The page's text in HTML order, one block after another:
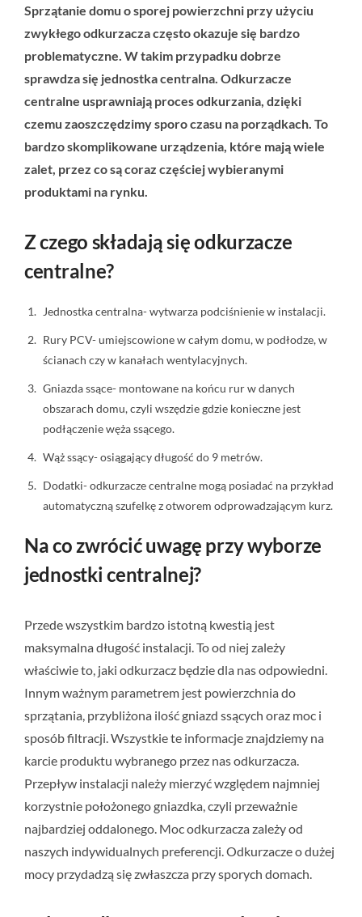
Sprzątanie domu o sporej powierzchni przy użyciu
zwykłego odkurzacza często okazuje się bardzo
problematyczne. W takim przypadku dobrze
sprawdza się jednostka centralna. Odkurzacze
centralne usprawniają proces odkurzania, dzięki
czemu zaoszczędzimy sporo czasu na porządkach. To
bardzo skomplikowane urządzenia, które mają wiele
zalet, przez co są coraz częściej wybieranymi
produktami na rynku.
Z czego składają się odkurzacze
centralne?
Jednostka centralna- wytwarza podciśnienie w instalacji.
Rury PCV- umiejscowione w całym domu, w podłodze, w
ścianach czy w kanałach wentylacyjnych.
Gniazda ssące- montowane na końcu rur w danych
obszarach domu, czyli wszędzie gdzie konieczne jest
podłączenie węża ssącego.
Wąż ssący- osiągający długość do 9 metrów.
Dodatki- odkurzacze centralne mogą posiadać na przykład
automatyczną szufelkę z otworem odprowadzającym kurz.
Na co zwrócić uwagę przy wyborze
jednostki centralnej?
Przede wszystkim bardzo istotną kwestią jest
maksymalna długość instalacji. To od niej zależy
właściwie to, jaki odkurzacz będzie dla nas odpowiedni.
Innym ważnym parametrem jest powierzchnia do
sprzątania, przybliżona ilość gniazd ssących oraz moc i
sposób filtracji. Wszystkie te informacje znajdziemy na
karcie produktu wybranego przez nas odkurzacza.
Przepływ instalacji należy mierzyć względem najmniej
korzystnie położonego gniazdka, czyli przeważnie
najbardziej oddalonego. Moc odkurzacza zależy od
naszych indywidualnych preferencji. Odkurzacze o dużej
mocy przydadzą się zwłaszcza przy sporych domach.